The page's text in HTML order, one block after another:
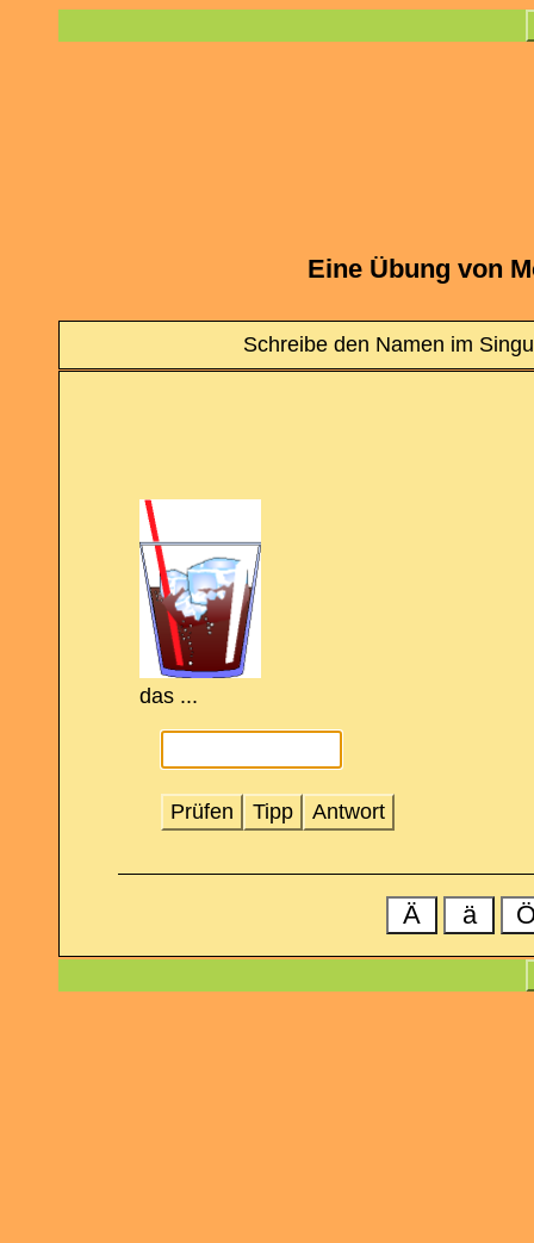
Eine Übung von
Schreibe den Namen im
das ...
Prüfen Tipp Antwort
Ä ä